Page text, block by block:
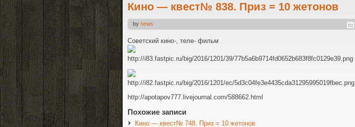
Кино — квест№ 838. Приз = 10 жетонов
by news
Советский кино-, теле- фильм
http://i83.fastpic.ru/big/2016/1201/39/77b5a6b9714fd0652b683f8fc0129e39.png
http://i82.fastpic.ru/big/2016/1201/ec/5d3c04fe3e4435cda31295995019fbec.png
http://apotapov777.livejournal.com/588662.html
Похожие записи
Кино — квест№ 748. Приз = 10 жетонов